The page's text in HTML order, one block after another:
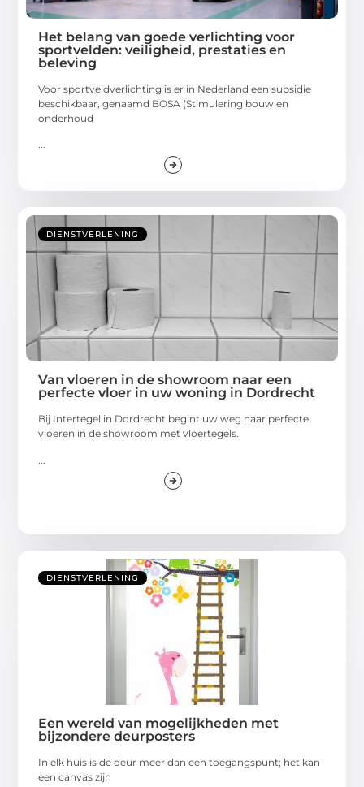
Het belang van goede verlichting voor
sportvelden: veiligheid, prestaties en
beleving
Voor sportveldverlichting is er in Nederland een subsidie
beschikbaar, genaamd BOSA (Stimulering bouw en
onderhoud
...
DIENSTVERLENING
Van vloeren in de showroom naar een
perfecte vloer in uw woning in Dordrecht
Bij Intertegel in Dordrecht begint uw weg naar perfecte
vloeren in de showroom met vloertegels.
DIENSTVERLENING
Een wereld van mogelijkheden met
bijzondere deurposters
In elk huis is de deur meer dan een toegangspunt; het kan
een canvas zijn